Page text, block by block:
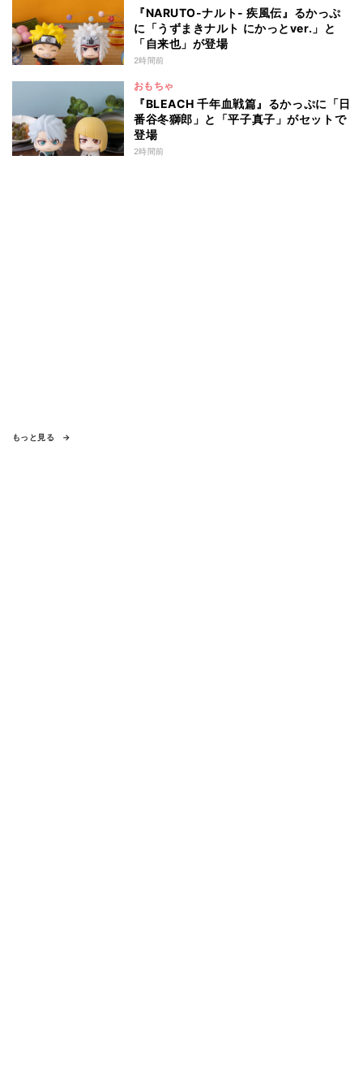
『NARUTO-ナルト- 疾風伝』るかっぷ
に「うずまきナルト にかっとver.」と
「自来也」が登場
2時間前
おもちゃ
『BLEACH 千年血戦篇』るかっぷに「日
番谷冬獅郎」と「平子真子」がセットで
登場
2時間前
もっと見る